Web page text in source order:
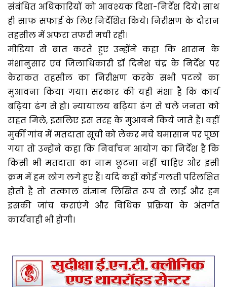
संबंधित अधिकारियों को आवश्यक दिशा-निर्देश दिये। साथ
ही साफ सफाई के लिए निर्देशित किये। निरीक्षण के दौरान
तहसील में अफरा तफरी मची रही।
मीडिया से बात करते हुए उन्होंने कहा कि शासन के
मंशानुसार एवं जिलाधिकारी डॉ दिनेश चंद्र के निर्देश पर
केराकत तहसील का निरीक्षण करके सभी पटलों का
मुआवना किया गया। सरकार की यही मंशा है कि कार्य
बढ़िया ढंग से हो। न्यायालय बढ़िया ढंग से चले जनता को
राहत मिले, इसलिए इस तरह के मुआवने किये जाते हैं। वहीं
मुर्की गांव में मतदाता सूची को लेकर मचे घमासान पर पूछा
गया तो उन्होंने कहा कि निर्वाचन आयोग का निर्देश है कि
किसी भी मतदाता का नाम छूटना नहीं चाहिए और इसी
क्रम में हम लोग लगे हुए हैं। यदि कहीं कोई गलती परिलक्षित
होती है तो तत्काल संज्ञान लिखित रूप से लाई और हम
इसकी जांच कराएंगे और विधिक प्रक्रिया के अंतर्गत
कार्यवाही भी होगी।